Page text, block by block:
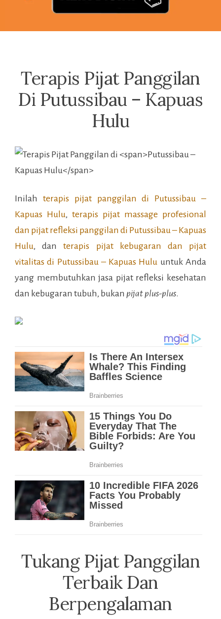
Terapis Pijat Panggilan
Di Putussibau – Kapuas
Hulu
Inilah terapis pijat panggilan di Putussibau –
Kapuas Hulu, terapis pijat massage profesional
dan pijat refleksi panggilan di Putussibau – Kapuas
Hulu, danterapis pijat kebugaran dan pijat
vitalitas di Putussibau – Kapuas Hulu untuk Anda
yang membutuhkan jasa pijat refleksi kesehatan
dan kebugaran tubuh, bukan pijat plus-plus.
Tukang Pijat Panggilan
Terbaik Dan
Berpengalaman